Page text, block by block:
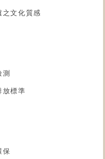
文化質感
測
放標準
保